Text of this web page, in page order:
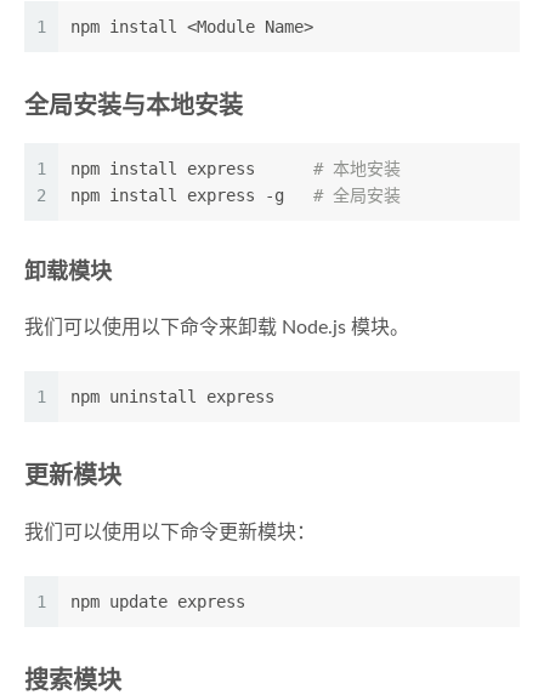
1 npm install <Module Name>
全局安装与本地安装
1
2
npm install express # 本地安装
npm install express -g # 全局安装
卸载模块
我们可以使用以下命令来卸载 Node.js 模块。
1 npm uninstall express
更新模块
我们可以使用以下命令更新模块：
1 npm update express
搜索模块